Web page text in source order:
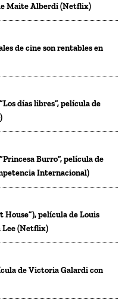
Maite Alberdi (Netflix)
de cine son rentables en
días libres”, película de
Burro”, película de
Internacional)
House”), película de Louis
Lee (Netflix)
de Victoria Galardi con